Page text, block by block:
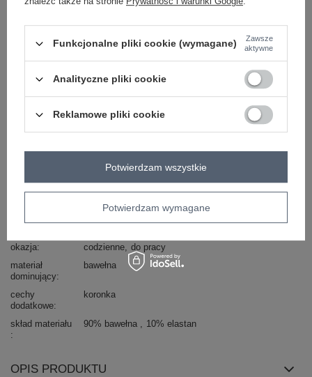
Zadzwoń
+48 601 547 740 Zadaj pytanie
skład materiału: 90% bawełna, 10% elastan
sposób prania: pranie w pralce w 30°C
gładki
dekolt
serek / dekolt V
rękaw 3/4
okazja
codzienne do pracy
materiał
dominujący
bawełna
cechy
dodatkowe
koronka
skład materiału 90% bawełna 10% elastan
OPIS PRODUKTU
Funkcjonalne pliki cookie (wymagane)
Zawsze
aktywne
Analityczne pliki cookie
Reklamowe pliki cookie
Potwierdzam wymagane
Potwierdzam wszystkie